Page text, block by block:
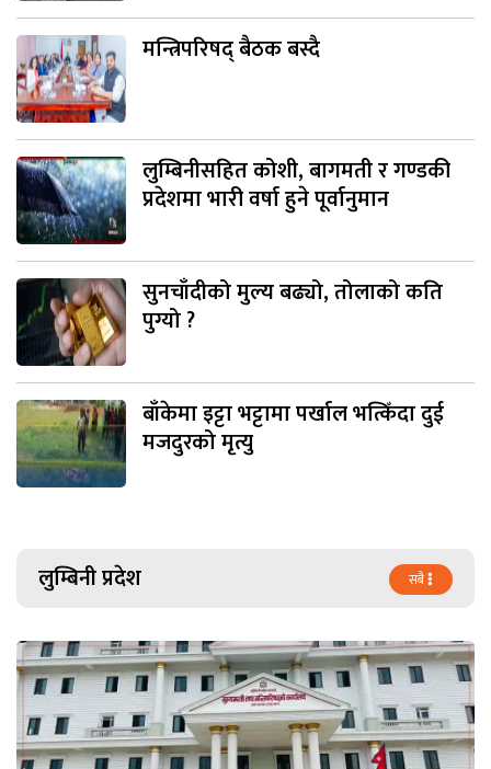
मन्त्रिपरिषद् बैठक बस्दै
लुम्बिनीसहित कोशी, बागमती र गण्डकी
प्रदेशमा भारी वर्षा हुने पूर्वानुमान
सुनचाँदीको मुल्य बढ्यो, तोलाको कति
पुग्यो ?
बाँकेमा इट्टा भट्टामा पर्खाल भत्किँदा दुई
मजदुरको मृत्यु
लुम्बिनी प्रदेश सबै